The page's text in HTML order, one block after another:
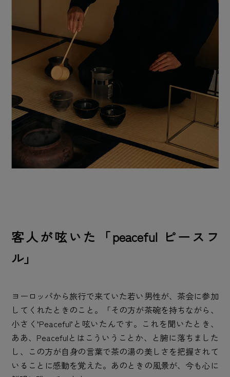
客人が呟いた「peaceful ピースフ
ル」
ヨーロッパから旅行で来ていた若い男性が、茶会に参加
してくれたときのこと。「その方が茶碗を持ちながら、
小さく’Peaceful’と呟いたんです。これを聞いたとき、
ああ、Peacefulとはこういうことか、と腑に落ちました
し、この方が自身の言葉で茶の湯の美しさを把握されて
いることに感動を覚えた。あのときの風景が、今も心に